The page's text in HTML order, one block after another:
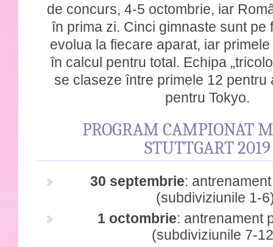
de concurs, 4-5 octombrie, iar
în prima zi. Cinci gimnaste sunt pe
evolua la fiecare aparat, iar
în calcul pentru total. Echipa
se claseze între primele 12 pentru
pentru Tokyo.
PROGRAM CAMPIONAT
STUTTGART 2019
30 septembrie:
(subdiviziunile 1-
1 octombrie: antrenament
(subdiviziunile 7-